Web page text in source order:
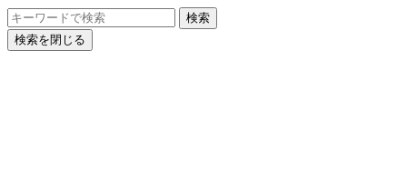
検索を閉じる